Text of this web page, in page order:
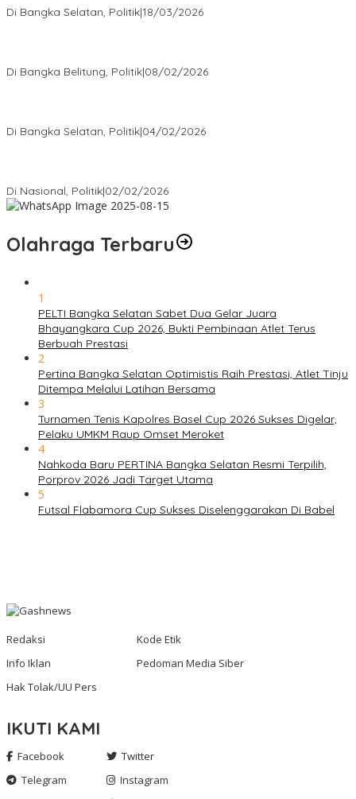
Di Bangka Selatan, Politik|18/03/2026
Di Bangka Belitung, Politik|08/02/2026
Di Bangka Selatan, Politik|04/02/2026
Di Nasional, Politik|02/02/2026
Olahraga Terbaru
1
PELTI Bangka Selatan Sabet Dua Gelar Juara
Bhayangkara Cup 2026, Bukti Pembinaan Atlet Terus
Berbuah Prestasi
2
Pertina Bangka Selatan Optimistis Raih Prestasi, Atlet Tinju
Ditempa Melalui Latihan Bersama
3
Turnamen Tenis Kapolres Basel Cup 2026 Sukses Digelar,
Pelaku UMKM Raup Omset Meroket
4
Nahkoda Baru PERTINA Bangka Selatan Resmi Terpilih,
Porprov 2026 Jadi Target Utama
5
Futsal Flabamora Cup Sukses Diselenggarakan Di Babel
Redaksi
Kode Etik
Info Iklan
Pedoman Media Siber
Hak Tolak/UU Pers
IKUTI KAMI
Facebook
Twitter
Telegram
Instagram